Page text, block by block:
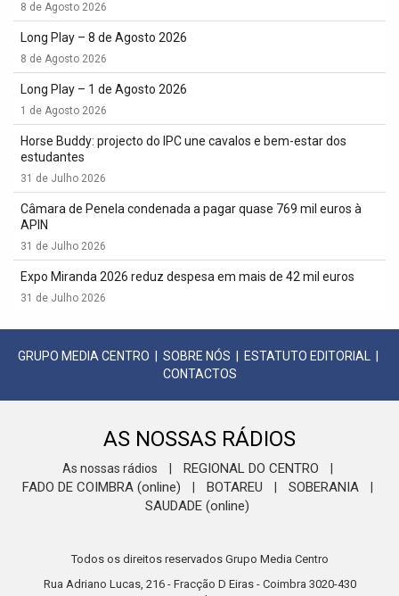
8 de Agosto 2026
Long Play – 8 de Agosto 2026
8 de Agosto 2026
Long Play – 1 de Agosto 2026
1 de Agosto 2026
Horse Buddy: projecto do IPC une cavalos e bem-estar dos
estudantes
31 de Julho 2026
Câmara de Penela condenada a pagar quase 769 mil euros à
APIN
31 de Julho 2026
Expo Miranda 2026 reduz despesa em mais de 42 mil euros
31 de Julho 2026
GRUPO MEDIA CENTRO SOBRE NÓS ESTATUTO EDITORIAL
CONTACTOS
AS NOSSAS RÁDIOS
As nossas rádios REGIONAL DO CENTRO
FADO DE COIMBRA (online) BOTAREU SOBERANIA
SAUDADE (online)
Todos os direitos reservados Grupo Media Centro
Rua Adriano Lucas, 216 - Fracção D Eiras - Coimbra 3020-430